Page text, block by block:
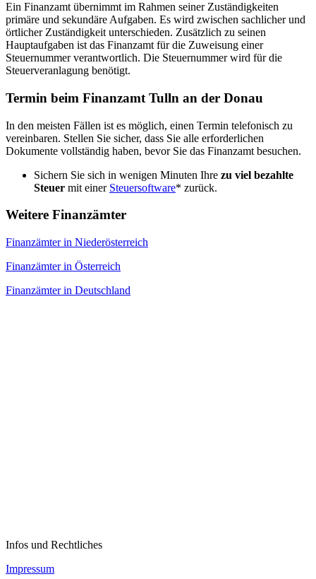
Ein Finanzamt übernimmt im Rahmen seiner Zuständigkeiten
primäre und sekundäre Aufgaben. Es wird zwischen sachlicher und
örtlicher Zuständigkeit unterschieden. Zusätzlich zu seinen
Hauptaufgaben ist das Finanzamt für die Zuweisung einer
Steuernummer verantwortlich. Die Steuernummer wird für die
Steuerveranlagung benötigt.
Termin beim Finanzamt Tulln an der Donau
In den meisten Fällen ist es möglich, einen Termin telefonisch zu
vereinbaren. Stellen Sie sicher, dass Sie alle erforderlichen
Dokumente vollständig haben, bevor Sie das Finanzamt besuchen.
Sichern Sie sich in wenigen Minuten Ihre zu viel bezahlte
Steuer mit einer Steuersoftware* zurück.
Weitere Finanzämter
Finanzämter in Niederösterreich
Finanzämter in Österreich
Finanzämter in Deutschland
Infos und Rechtliches
Impressum